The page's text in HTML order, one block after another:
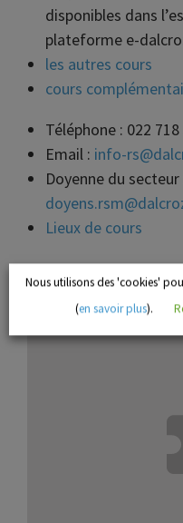
disponibles dans
plateforme e-
les autres cours
cours
Téléphone : 022 718
Email : info-
Doyenne du
Lieux de cours
Nous utilisons des 'cookies'
(en savoir plus).